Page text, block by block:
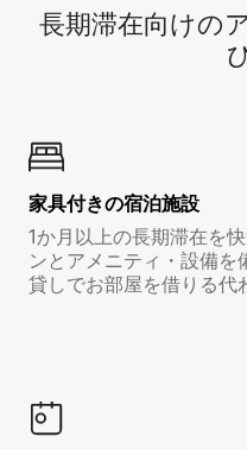
長期滞在向け⁠の
家具付き⁠の宿⁠泊⁠施⁠設
1か月以上の長期滞在を
ンとアメニティ・設備を
貸しでお部屋を借りる代